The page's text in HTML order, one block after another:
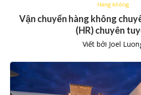
Hàng không
Vận chuyển hàng không
(HR) chuyên
Viết bởi Joel